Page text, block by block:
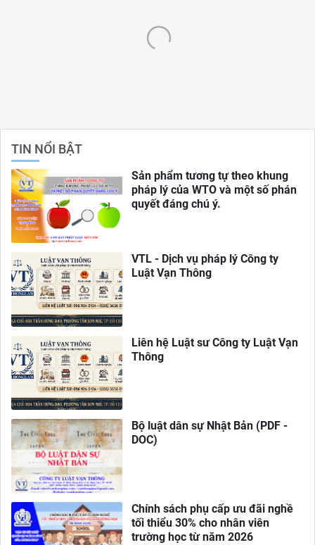
TIN NỔI BẬT
Sản phẩm tương tự theo khung
pháp lý của WTO và một số phán
quyết đáng chú ý.
VTL - Dịch vụ pháp lý Công ty
Luật Vạn Thông
Liên hệ Luật sư Công ty Luật Vạn
Thông
Bộ luật dân sự Nhật Bản (PDF -
DOC)
Chính sách phụ cấp ưu đãi nghề
tối thiểu 30% cho nhân viên
trường học từ năm 2026